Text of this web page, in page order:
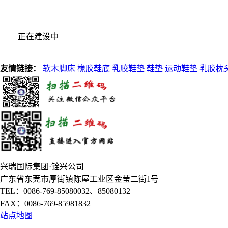
正在建设中
友情链接： 软木脚床 橡胶鞋底 乳胶鞋垫 鞋垫 运动鞋垫 乳胶枕
兴瑞国际集团·铨兴公司
广东省东莞市厚街镇陈屋工业区金莹二街1号
TEL：0086-769-85080032、85080132
FAX：0086-769-85981832
站点地图